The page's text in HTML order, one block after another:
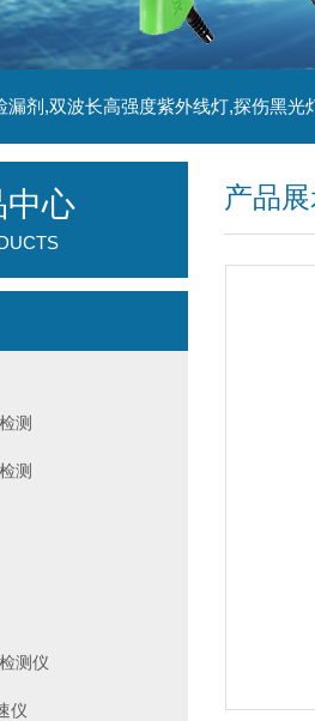
漏剂,双波长高强度紫外线灯,探伤黑光
产品
中心
测
测
测仪
仪